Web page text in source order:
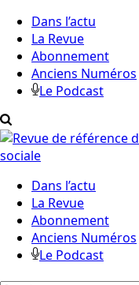
Dans l’actu
La Revue
Abonnement
Anciens Numéros
Le Podcast
Dans l’actu
La Revue
Abonnement
Anciens Numéros
Le Podcast